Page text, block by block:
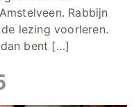
Rabbijn
lezing voorleren.
bent […]